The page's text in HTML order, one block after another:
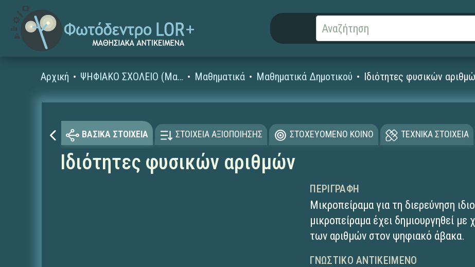
Αρχική ΨΗΦΙΑΚΟ ΣΧΟΛΕΙΟ (Μαθησιακά Αντικείμενα) Μαθηματικά Μαθηματικά Δημοτικού Ιδιότητες φυσικών
ΒΑΣΙΚΑ ΣΤΟΙΧΕΙΑ ΣΤΟΙΧΕΙΑ ΑΞΙΟΠΟΙΗΣΗΣ ΣΤΟΧΕΥΟΜΕΝΟ ΚΟΙΝΟ ΤΕΧΝΙΚΑ ΣΤΟΙΧΕΙΑ
Ιδιότητες φυσικών αριθμών
ΠΕΡΙΓΡΑΦΉ
Μικροπείραμα για τη διερεύνηση
μικροπείραμα έχει δημιουργηθεί
των αριθμών στον ψηφιακό άβακα.
ΓΝΩΣΤΙΚΌ ΑΝΤΙΚΕΊΜΕΝΟ